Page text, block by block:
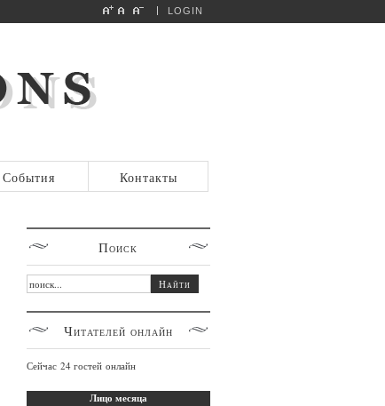
LOGIN
События
Контакты
Поиск
Читателей онлайн
Сейчас 24 гостей онлайн
Лицо месяца